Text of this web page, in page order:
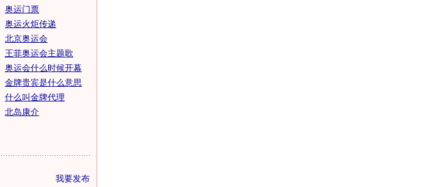
奥运门票
奥运火炬传递
北京奥运会
王菲奥运会主题歌
奥运会什么时候开幕
金牌贵宾是什么意思
什么叫金牌代理
北岛康介
我要发布